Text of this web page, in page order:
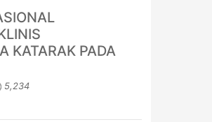
KATARAK PADA
5,234